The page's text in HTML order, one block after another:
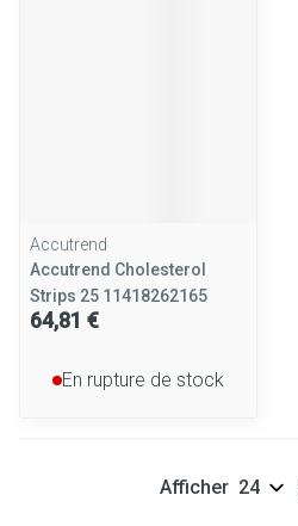
Accutrend
Accutrend Cholesterol
Strips 25 11418262165
64,81 €
En rupture de stock
Afficher